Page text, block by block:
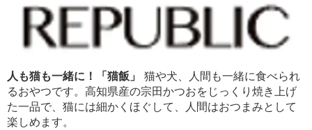
人も猫も一緒に！「猫飯」
猫や犬、人間も一緒に食べられ
るおやつです。高知県産の宗田かつおをじっくり焼き上げ
た一品で、猫には細かくほぐして、人間はおつまみとして
楽しめます。